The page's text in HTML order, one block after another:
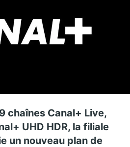
chaînes Canal+ Live,
UHD HDR, la filiale
un nouveau plan de